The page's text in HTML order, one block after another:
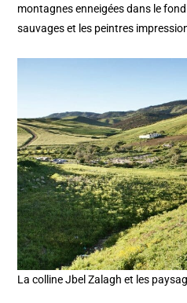
montagnes enneigées dans le
sauvages et les peintres
La colline Jbel Zalagh et les